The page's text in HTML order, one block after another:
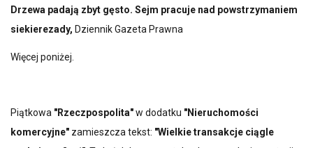
Drzewa padają zbyt gęsto. Sejm pracuje nad powstrzymaniem
siekierezady, Dziennik Gazeta Prawna
Więcej poniżej.
Piątkowa "Rzeczpospolita"w dodatku "Nieruchomości
komercyjne" zamieszcza tekst: "Wielkie transakcje ciągle